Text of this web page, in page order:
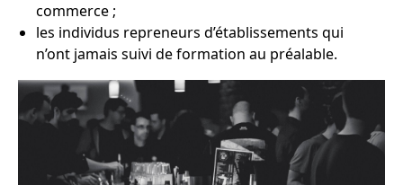
commerce ;
les individus repreneurs d’établissements qui
n’ont jamais suivi de formation au préalable.